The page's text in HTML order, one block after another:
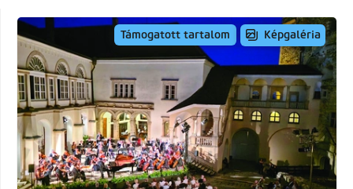
Támogatott tartalom Képgaléria